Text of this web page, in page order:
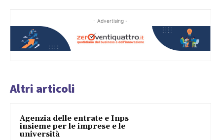
- Advertising -
Altri articoli
Agenzia delle entrate e Inps
insieme per le imprese e le
università